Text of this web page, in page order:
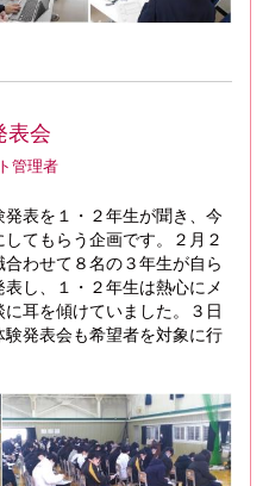
表会
管理者
表を１・２年生が聞き、今
てもらう企画です。２月２
わせて８名の３年生が自ら
し、１・２年生は熱心にメ
耳を傾けていました。３日
験発表会も希望者を対象に行